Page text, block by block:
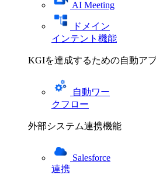
AI Meeting
ドメイン
インテント機能
KGIを達成するための自動ア
自動ワー
クフロー
外部システム連携機能
Salesforce
連携